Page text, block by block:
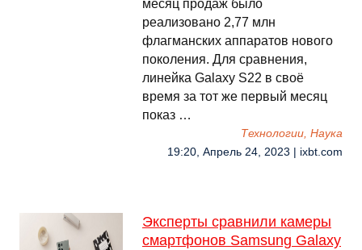
месяц продаж было
реализовано 2,77 млн
флагманских аппаратов нового
поколения. Для сравнения,
линейка Galaxy S22 в своё
время за тот же первый месяц
показ …
Технологии, Наука
19:20, Апрель 24, 2023 | ixbt.com
Эксперты сравнили камеры
смартфонов Samsung Galaxy